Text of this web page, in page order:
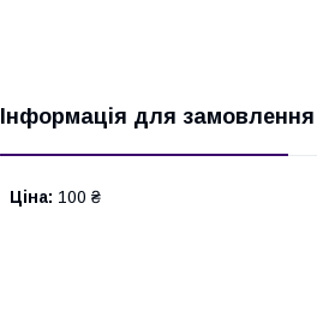
Інформація для замовлення
Ціна: 100 ₴